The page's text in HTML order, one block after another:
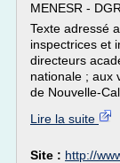
MENESR -
Texte adressé
inspectrices et
directeurs
nationale ; aux
de Nouvelle-
Lire la suite
Site : http://